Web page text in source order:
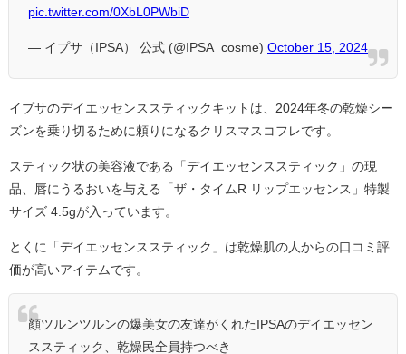
pic.twitter.com/0XbL0PWbiD
— イプサ（IPSA） 公式 (@IPSA_cosme) October 15, 2024
イプサのデイエッセンススティックキットは、2024年冬の乾燥シー
ズンを乗り切るために頼りになるクリスマスコフレです。
スティック状の美容液である「デイエッセンススティック」の現
品、唇にうるおいを与える「ザ・タイムR リップエッセンス」 特製
サイズ 4.5gが入っています。
とくに「デイエッセンススティック」は乾燥肌の人からの口コミ評
価が高いアイテムです。
顔ツルンツルンの爆美女の友達がくれたIPSAのデイエッセン
ススティック、乾燥民全員持つべき